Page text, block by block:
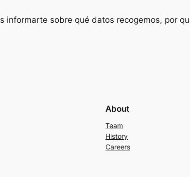
informarte sobre qué datos recogemos, por
About
Team
History
Careers